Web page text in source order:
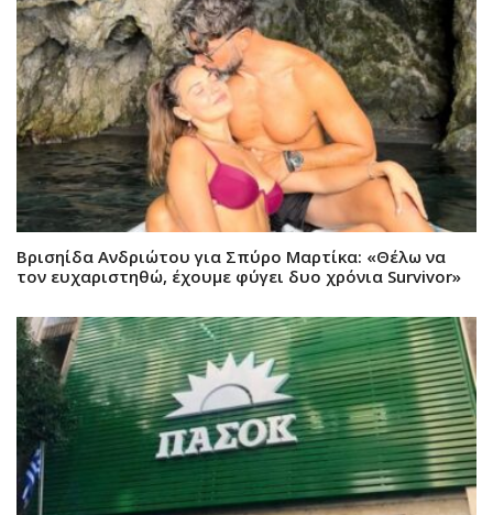
Βρισηίδα Ανδριώτου για Σπύρο Μαρτίκα: «Θέλω να
τον ευχαριστηθώ, έχουμε φύγει δυο χρόνια Survivor»